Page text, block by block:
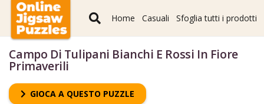
Home Casuali Sfoglia tutti i prodotti
Campo Di Tulipani Bianchi E Rossi In Fiore
Primaverili
GIOCA A QUESTO PUZZLE